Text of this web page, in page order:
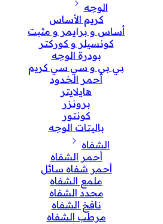
الوجه
كريم الأساس
أساس و برايمر و مثبت
كونسيلر و كوركتر
بودرة الوجه
بي بي و سي سي كريم
أحمر الخدود
هايلايتر
برونزر
كونتور
باليتات الوجه
الشفاه
أحمر الشفاه
أحمر شفاه سائل
ملمع الشفاه
محدد الشفاه
نافخ الشفاه
مرطب الشفاه